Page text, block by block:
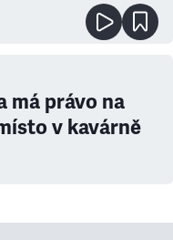
má právo na
v kavárně